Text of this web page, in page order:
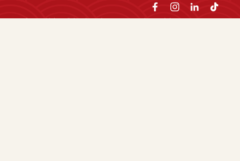
majeures. L’abus d’alcool est dangereux pour la santé, à consommer avec